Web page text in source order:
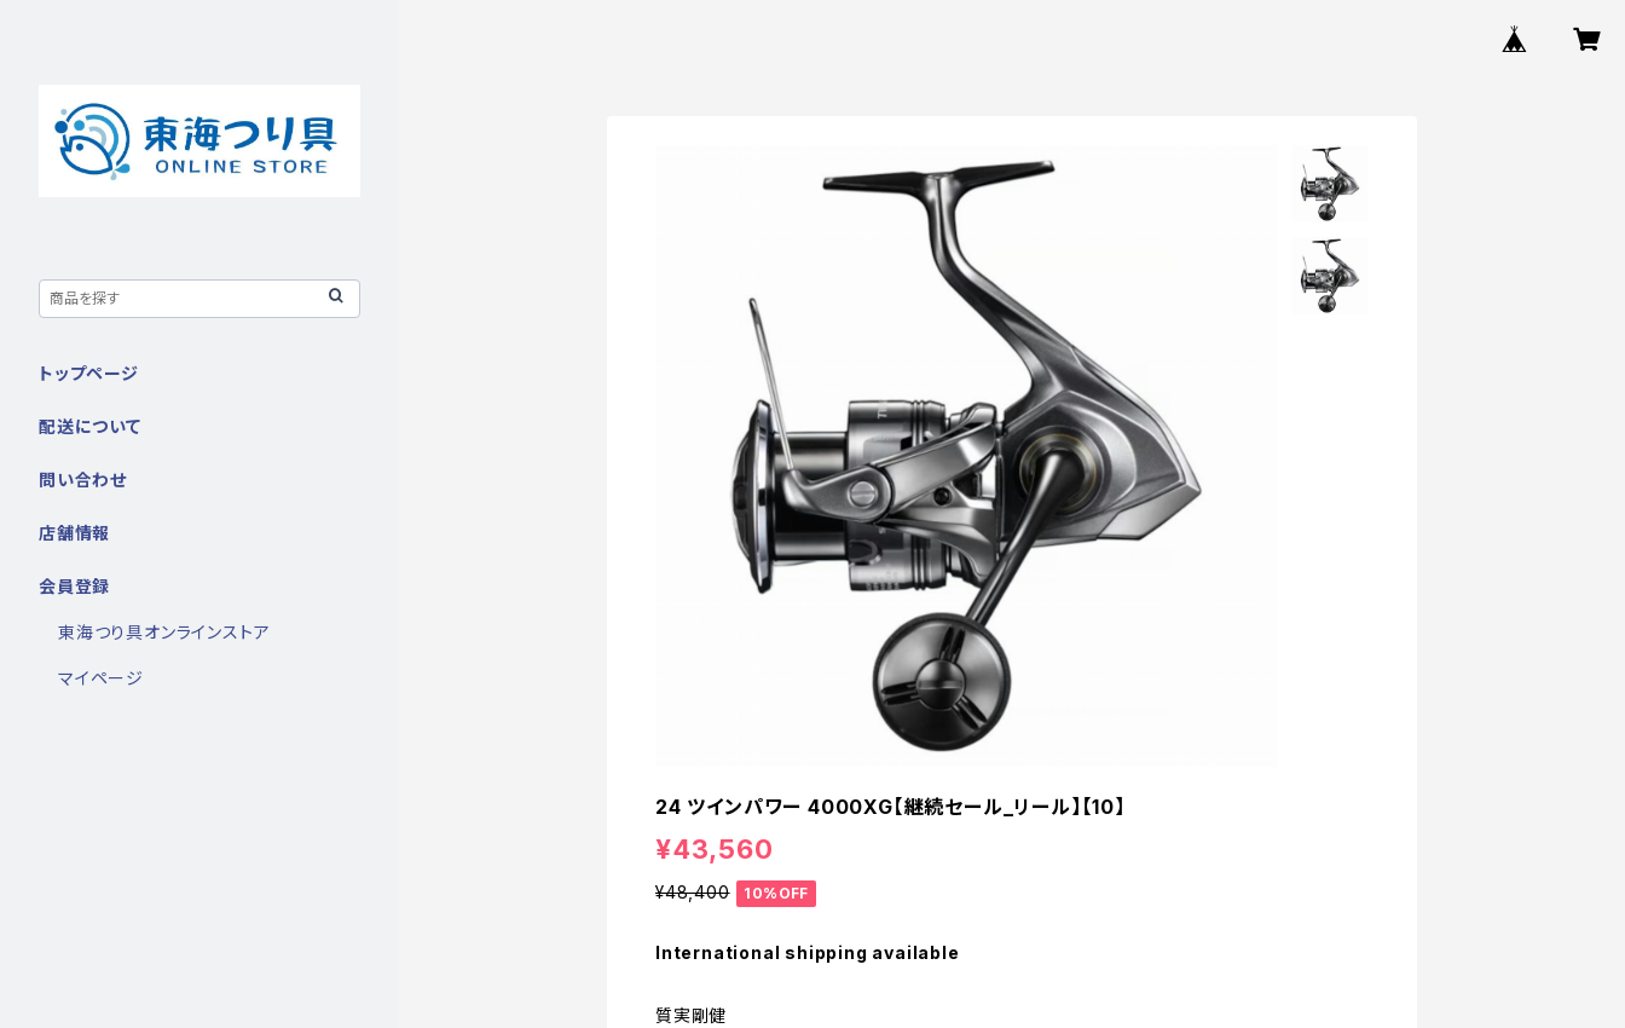
24 ツインパワー 4000XG【継続セール_リール】【10】
¥43,560
¥48,400 10%OFF
International shipping available
質実剛健
トップページ
配送について
問い合わせ
店舗情報
会員登録
東海つり具オンラインストア
マイページ